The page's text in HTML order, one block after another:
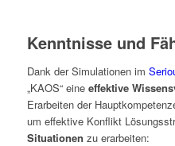
Kenntnisse und
Dank der Simulationen im
„KAOS“ eineeffektive
Erarbeiten der
um effektive Konflikt
Situationen zu erarbeiten: